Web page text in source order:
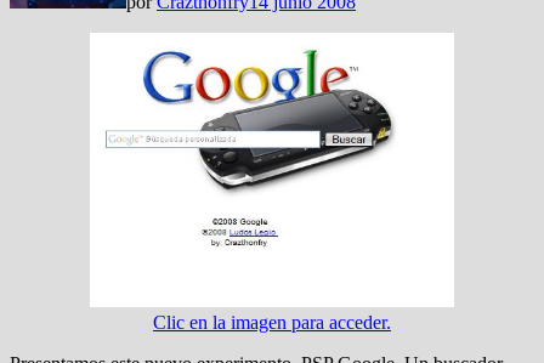
Clic en la imagen para acceder.